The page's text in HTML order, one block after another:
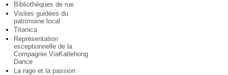
Bibliothèques de rue
Visites guidées du
patrimoine local
Titanica
Représentation
exceptionnelle de la
Compagnie ViaKatlehong
Dance
La rage et la passion